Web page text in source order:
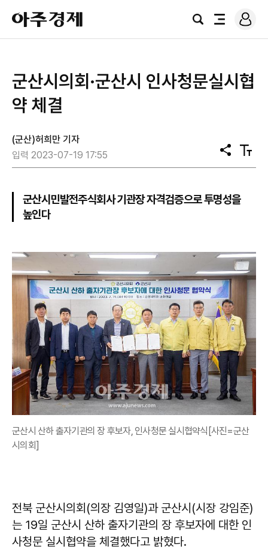
아
주
경
검
전
로
그
군산시의회·군산시 인사청문실시협
약 체결
(군산)허희만 기자
입력 2023-07-19 17:55
공
유
텍
스
군산시민발전주식회사 기관장 자격검증으로 투명성을
높인다
군산시 산하 출자기관의 장 후보자, 인사청문 실시협약식[사진=군산
시의회]
전북 군산시의회(의장 김영일)과 군산시(시장 강임준)
는 19일 군산시 산하 출자기관의 장 후보자에 대한 인
사청문 실시협약을 체결했다고 밝혔다.